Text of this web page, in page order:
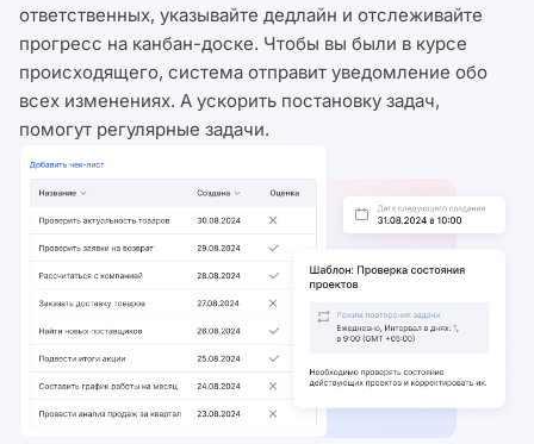
ответственных, указывайте дедлайн и отслеживайте
прогресс на канбан-доске. Чтобы вы были в курсе
происходящего, система отправит уведомление обо
всех изменениях. А ускорить постановку задач,
помогут регулярные задачи.